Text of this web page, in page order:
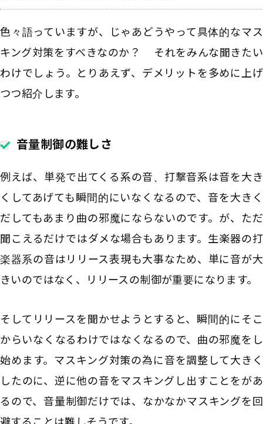
色々語っていますが、じゃあどうやって具体的なマス
キング対策をすべきなのか？ それをみんな聞きたい
わけでしょう。とりあえず、デメリットを多めに上げ
つつ紹介します。
音量制御の難しさ
例えば、単発で出てくる系の音、打撃音系は音を大き
くしてあげても瞬間的にいなくなるので、音を大きく
だしてもあまり曲の邪魔にならないのです。が、ただ
聞こえるだけではダメな場合もあります。生楽器の打
楽器系の音はリリース表現も大事なため、単に音が大
きいのではなく、リリースの制御が重要になります。
そしてリリースを聞かせようとすると、瞬間的にそこ
からいなくなるわけではなくなるので、曲の邪魔をし
始めます。マスキング対策の為に音を調整して大きく
したのに、逆に他の音をマスキングし出すことをがあ
るので、音量制御だけでは、なかなかマスキングを回